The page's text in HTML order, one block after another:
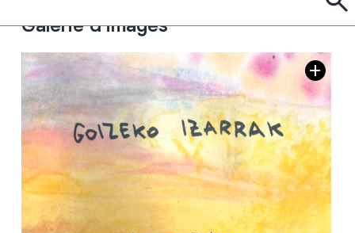
Galerie d'images